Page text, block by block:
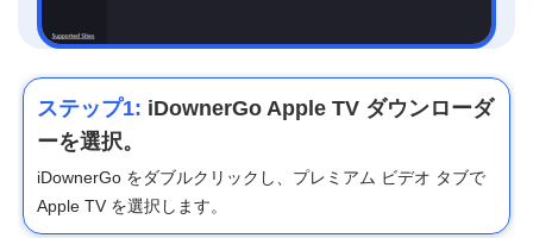
ステップ1: iDownerGo Apple TV ダウンローダ
ーを選択。
iDownerGo をダブルクリックし、プレミアム ビデオ タブで
Apple TV を選択します。